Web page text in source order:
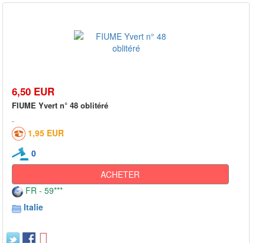
6,50 EUR
FIUME Yvert n° 48 oblitéré
1,95 EUR
0
ACHETER
FR - 59***
Italie